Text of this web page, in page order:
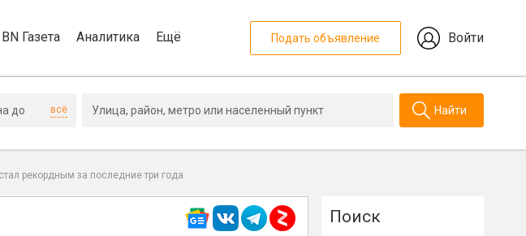
BN Газета Аналитика Ещё Подать объявление Войти
всё Найти
рекордным за последние три года
Поиск